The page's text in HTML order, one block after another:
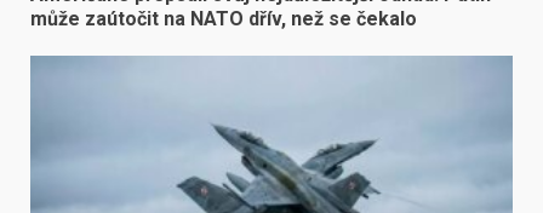
může zaútočit na NATO dřív, než se čekalo